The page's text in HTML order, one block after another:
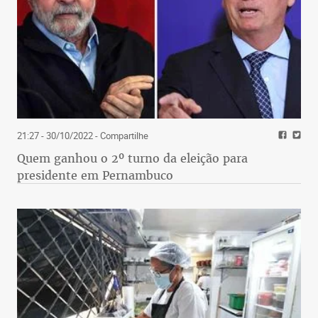
Close interpreta um poema de Jenny Xie. A atração
vai ao ar hoje, às 22h30, no Arte 1.
Drama familiar
21:27 - 30/10/2022- Compartilhe
Quem ganhou o 2º turno da eleição para
presidente em Pernambuco